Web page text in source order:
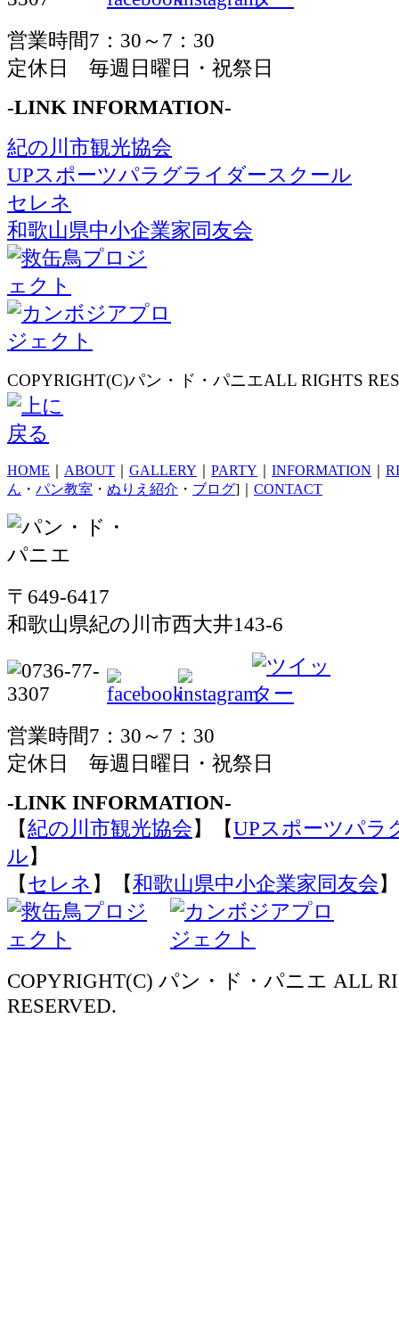
営業時間7：30～7：30
定休日 毎週日曜日・祝祭日
-LINK INFORMATION-
紀の川市観光協会
UPスポーツパラグライダースクール
セレネ
和歌山県中小企業家同友会
COPYRIGHT(C)パン・ド・パニエALL RIGHTS
HOME ABOUT GALLERY PARTY INFORMATION
ん ・ パン教室 ・ ぬりえ紹介 ・ ブログ]｜ CONTACT
〒649-6417
和歌山県紀の川市西大井143-6
営業時間7：30～7：30
定休日 毎週日曜日・祝祭日
-LINK INFORMATION-
【紀の川市観光協会 】【UPスポーツパラ
ル 】
【 セレネ 】【和歌山県中小企業家同友会 】
COPYRIGHT(C) パン・ド・パニエ ALL
RESERVED.